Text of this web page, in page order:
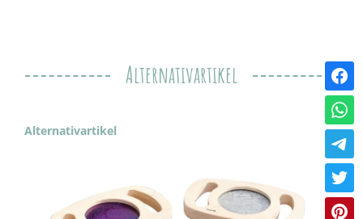
Alternativartikel
Produktgalerie überspringen
Alternativartikel